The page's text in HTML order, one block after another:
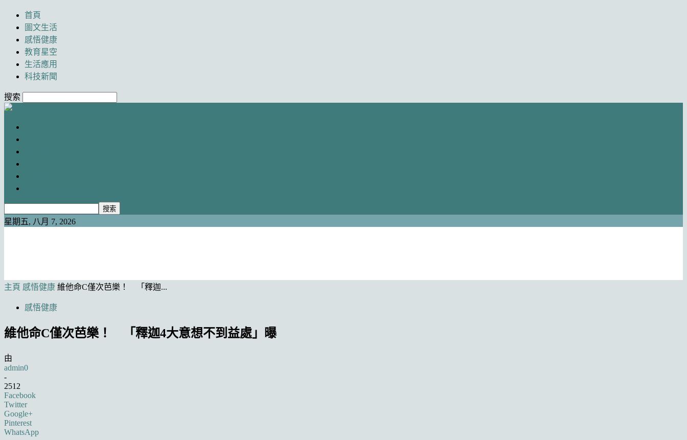
首頁
圖文生活
感悟健康
教育星空
生活應用
科技新聞
搜索
星期五, 八月 7, 2026
主頁 感悟健康 維他命C僅次芭樂！ 「釋迦...
感悟健康
維他命C僅次芭樂！ 「釋迦4大意想不到益處」曝
由
admin0
-
2512
Facebook
Twitter
Google+
Pinterest
WhatsApp